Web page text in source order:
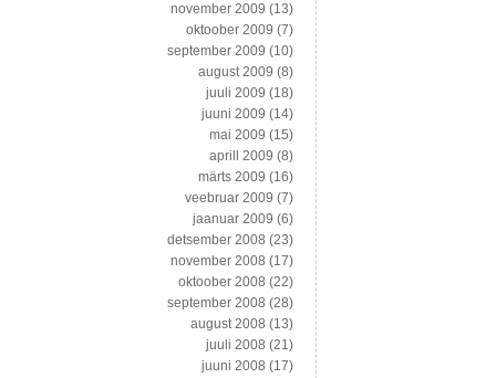
november 2009 (13)
oktoober 2009 (7)
september 2009 (10)
august 2009 (8)
juuli 2009 (18)
juuni 2009 (14)
mai 2009 (15)
aprill 2009 (8)
märts 2009 (16)
veebruar 2009 (7)
jaanuar 2009 (6)
detsember 2008 (23)
november 2008 (17)
oktoober 2008 (22)
september 2008 (28)
august 2008 (13)
juuli 2008 (21)
juuni 2008 (17)